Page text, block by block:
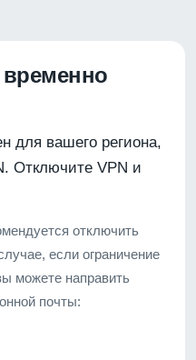
временно
для вашего региона,
Отключите VPN и
отключить
если ограничение
можете направить
почты: